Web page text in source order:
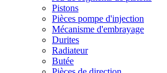
Pistons
Pièces pompe d'injection
Mécanisme d'embrayage
Durites
Radiateur
Butée